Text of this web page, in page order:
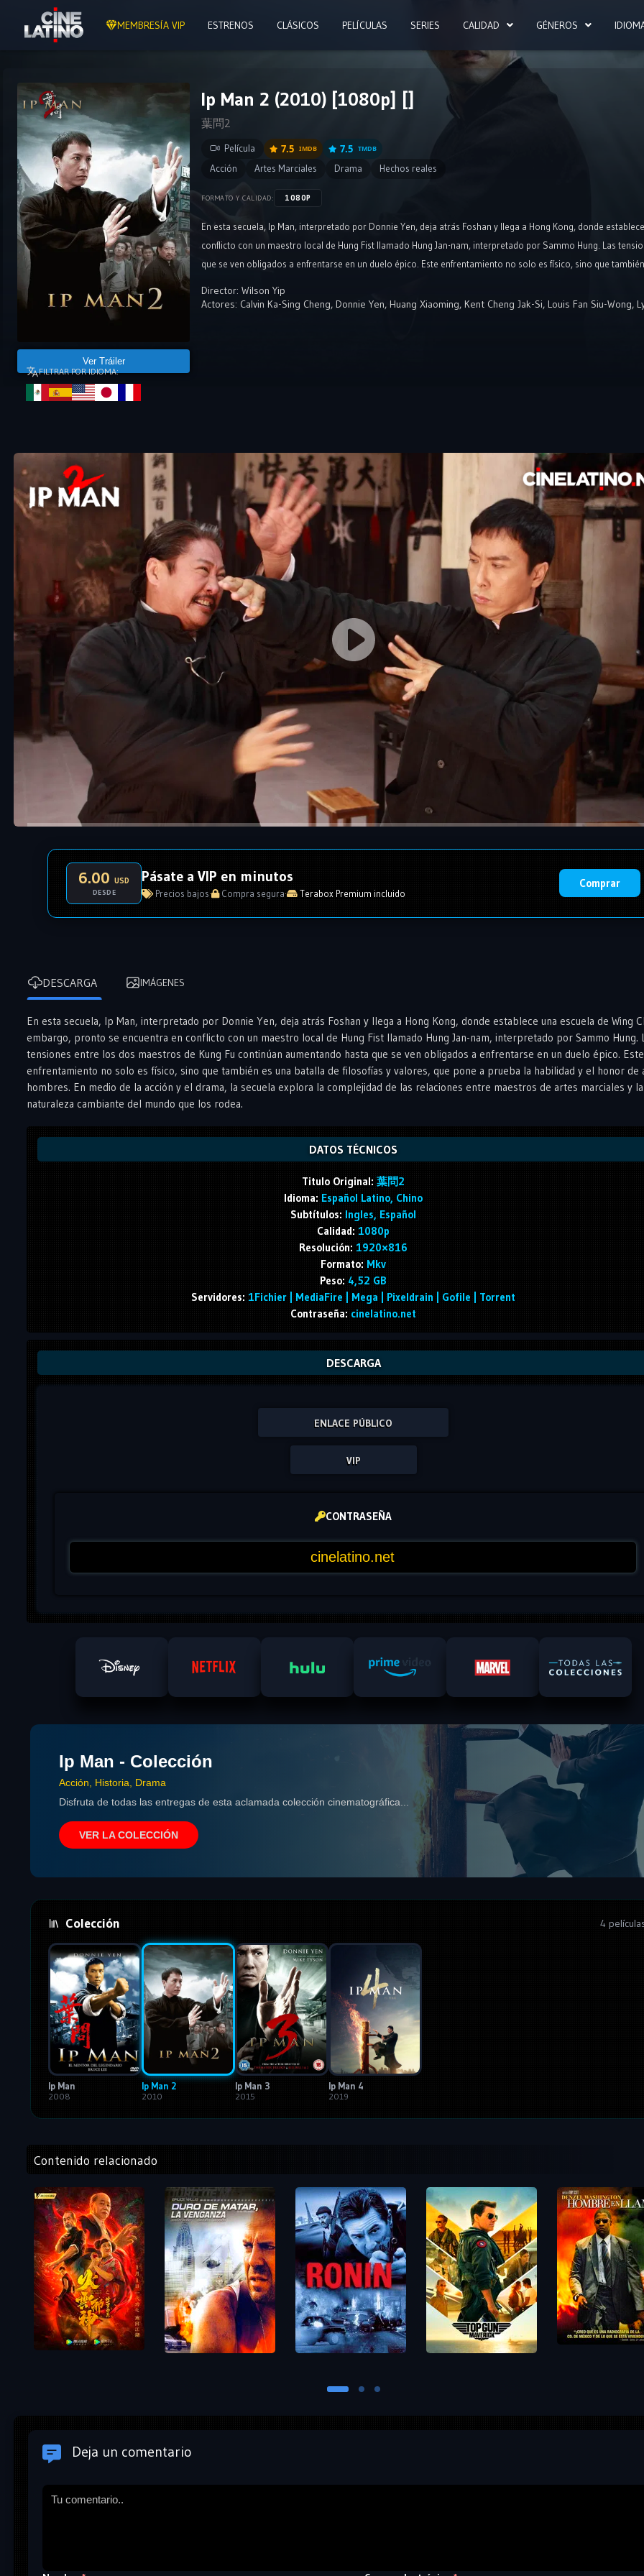
MEMBRESÍA VIP ESTRENOS CLÁSICOS PELÍCULAS SERIES CALIDAD GÉNEROS
Ver Tráiler
Ip Man 2 (2010) [1080p] []
葉問2
Película 7.5 IMDB 7.5 TMDB
Acción Artes Marciales Drama Hechos reales
FORMATO Y CALIDAD: 1080P
En esta secuela, Ip Man, interpretado por Donnie Yen, deja atrás Foshan y llega a Hong Kong, donde
conflicto con un maestro local de Hung Fist llamado Hung Jan-nam, interpretado por Sammo Hung. Las
que se ven obligados a enfrentarse en un duelo épico. Este enfrentamiento no solo es físico, sino que
mundo que los rodea.
Director: Wilson Yip
Actores: Calvin Ka-Sing Cheng, Donnie Yen, Huang Xiaoming, Kent Cheng Jak-Si, Louis Fan Siu-Wong,
FILTRAR POR IDIOMA:
6.00USD
DESDE
Pásate a VIP en minutos
Precios bajos· Compra segura· Terabox Premium incluido
Comprar
DESCARGA IMÁGENES
En esta secuela, Ip Man, interpretado por Donnie Yen, deja atrás Foshan y llega a Hong Kong, donde establece una escuela de Wing
embargo, pronto se encuentra en conflicto con un maestro local de Hung Fist llamado Hung Jan-nam, interpretado por Sammo Hung.
tensiones entre los dos maestros de Kung Fu continúan aumentando hasta que se ven obligados a enfrentarse en un duelo épico. Este
enfrentamiento no solo es físico, sino que también es una batalla de filosofías y valores, que pone a prueba la habilidad y el honor de
hombres. En medio de la acción y el drama, la secuela explora la complejidad de las relaciones entre maestros de artes marciales y la
naturaleza cambiante del mundo que los rodea.
DATOS TÉCNICOS
Titulo Original: 葉問2
Idioma: Español Latino, Chino
Subtítulos: Ingles, Español
Calidad: 1080p
Resolución: 1920×816
Formato: Mkv
Peso: 4,52 GB
Servidores: 1Fichier | MediaFire | Mega | Pixeldrain | Gofile | Torrent
Contraseña: cinelatino.net
DESCARGA
ENLACE PÚBLICO
VIP
CONTRASEÑA
Ip Man - Colección
Acción, Historia, Drama
Disfruta de todas las entregas de esta aclamada colección cinematográfica...
VER LA COLECCIÓN
Colección 4
Ip Man
2008
Ip Man 2
2010
Ip Man 3
2015
Ip Man 4
2019
Contenido relacionado
Deja un comentario